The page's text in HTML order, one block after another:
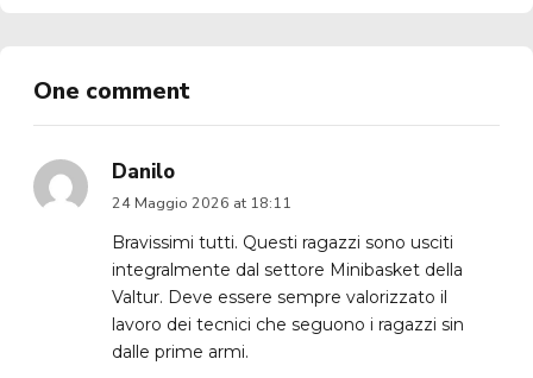
One comment
Danilo
24 Maggio 2026 at 18:11
Bravissimi tutti. Questi ragazzi sono usciti
integralmente dal settore Minibasket della
Valtur. Deve essere sempre valorizzato il
lavoro dei tecnici che seguono i ragazzi sin
dalle prime armi.